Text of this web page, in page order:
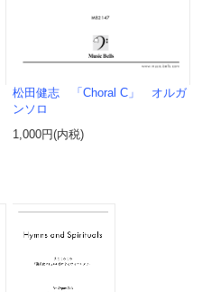
松田健志 「Choral C」 オルガ
ンソロ
1,000円(内税)